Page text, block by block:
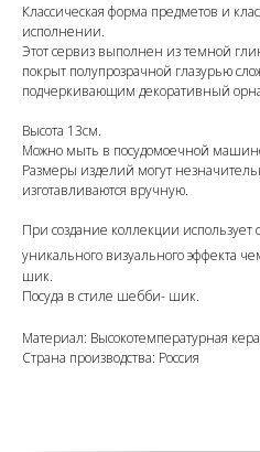
Классическая форма предметов и
исполнении.
Этот сервиз выполнен из темной
покрыт полупрозрачной глазурью
подчеркивающим декоративный
Высота 13см.
Можно мыть в посудомоечной
Размеры изделий могут
изготавливаются вручную.
При создание коллекции
уникального визуального эффекта
шик.
Посуда в стиле шебби- шик.
Материал: Высокотемпературная
Страна производства: Россия